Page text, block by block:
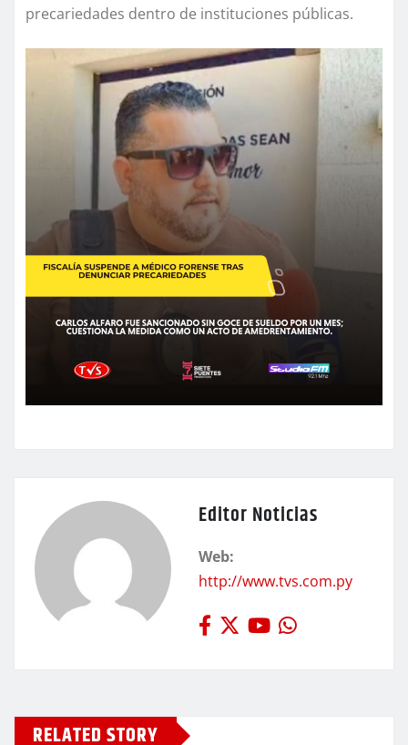
precariedades dentro de instituciones públicas.
Editor Noticias
Web:
http://www.tvs.com.py
RELATED STORY